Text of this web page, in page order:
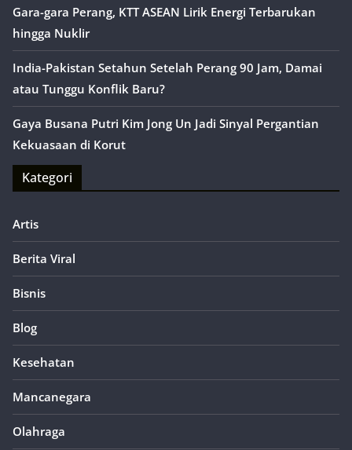
Gara-gara Perang, KTT ASEAN Lirik Energi Terbarukan
hingga Nuklir
India-Pakistan Setahun Setelah Perang 90 Jam, Damai
atau Tunggu Konflik Baru?
Gaya Busana Putri Kim Jong Un Jadi Sinyal Pergantian
Kekuasaan di Korut
Kategori
Artis
Berita Viral
Bisnis
Blog
Kesehatan
Mancanegara
Olahraga